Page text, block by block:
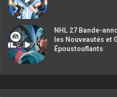
NHL 27 Bande-
les Nouveautés et
Époustouflants